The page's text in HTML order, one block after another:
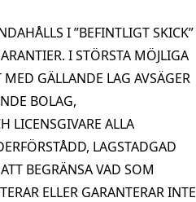
I ”BEFINTLIGT SKICK”
I STÖRSTA MÖJLIGA
GÄLLANDE LAG AVSÄGER
BOLAG,
LICENSGIVARE ALLA
LAGSTADGAD
BEGRÄNSA VAD SOM
ELLER GARANTERAR INTE